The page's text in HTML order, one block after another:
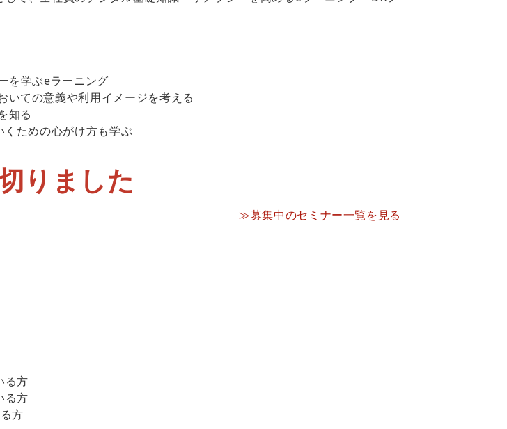
を学ぶeラーニング
いての意義や利用イメージを考える
知る
ための心がけ方も学ぶ
りました
≫募集中のセミナー一覧を見る
る方
る方
方